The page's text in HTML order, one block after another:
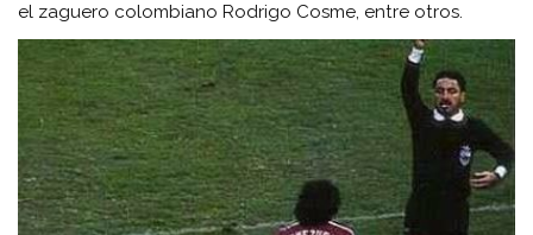
el zaguero colombiano Rodrigo Cosme, entre otros.